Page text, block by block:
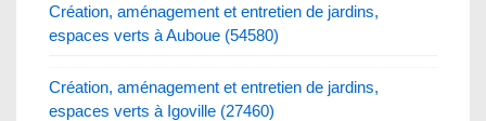
Création, aménagement et entretien de jardins,
espaces verts à Auboue (54580)
Création, aménagement et entretien de jardins,
espaces verts à Igoville (27460)